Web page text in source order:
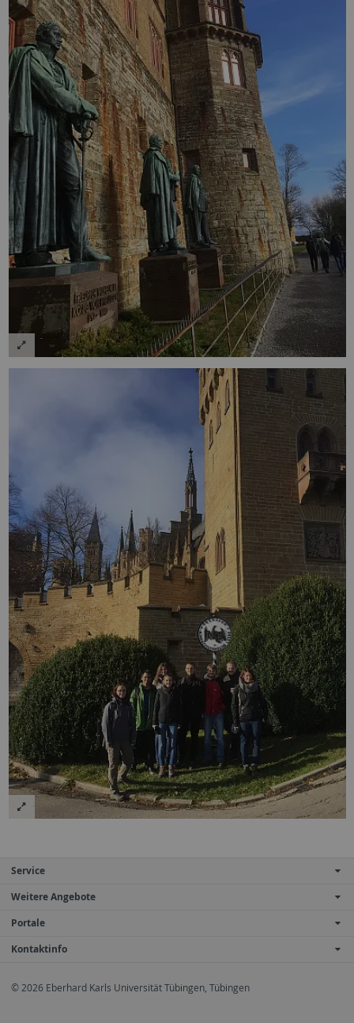
Service
Weitere Angebote
Portale
Kontaktinfo
© 2026 Eberhard Karls Universität Tübingen, Tübingen